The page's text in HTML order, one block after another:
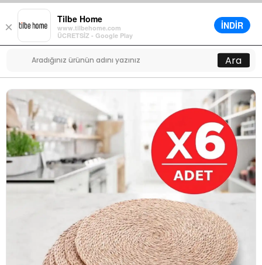
×
Tilbe Home
www.tilbehome.com
ÜCRETSİZ - Google Play
İNDİR
Menü
0
Ara